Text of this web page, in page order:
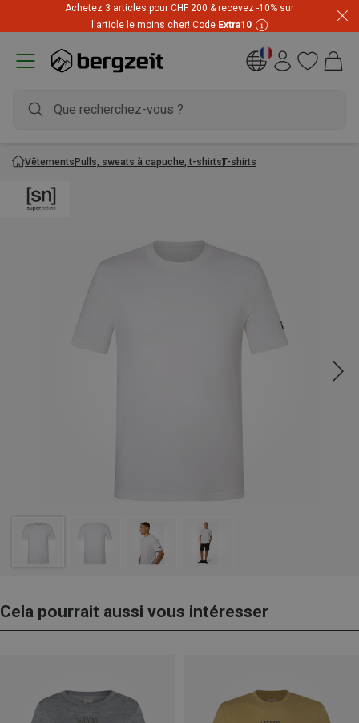
Achetez 3 articles pour CHF 200 & recevez -10% sur
l'article le moins cher! Code Extra10
VêtementsPulls, sweats à capuche, t-shirtsT-shirts
Cela pourrait aussi vous intéresser